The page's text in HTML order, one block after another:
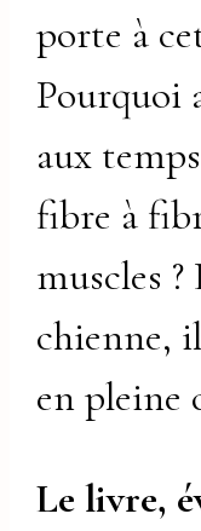
porte à
Pourquoi
aux
fibre à
muscles
chienne,
en pleine
Le livre,